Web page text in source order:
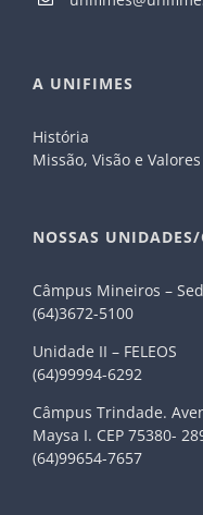
A UNIFIMES
História
Missão, Visão e Valores
NOSSAS
Câmpus Mineiros –
(64)3672-5100
Unidade II – FELEOS
(64)99994-6292
Câmpus Trindade.
Maysa I. CEP 75380-
(64)99654-7657